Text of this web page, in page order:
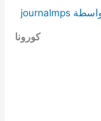
journalmps
كورونا